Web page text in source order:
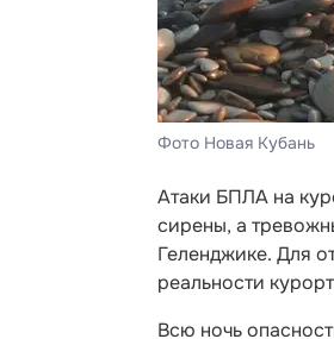
Фото Новая Кубань
Атаки БПЛА на
сирены, а
Геленджике. Для
реальности
Всю ночь